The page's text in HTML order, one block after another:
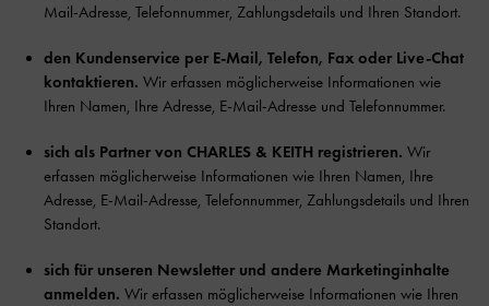
Mail-Adresse, Telefonnummer, Zahlungsdetails und Ihren Standort.
den Kundenservice per E-Mail, Telefon, Fax oder Live-Chat
kontaktieren. Wir erfassen möglicherweise Informationen wie
Ihren Namen, Ihre Adresse, E-Mail-Adresse und Telefonnummer.
sich als Partner von CHARLES & KEITH registrieren. Wir
erfassen möglicherweise Informationen wie Ihren Namen, Ihre
Adresse, E-Mail-Adresse, Telefonnummer, Zahlungsdetails und Ihren
Standort.
sich für unseren Newsletter und andere Marketinginhalte
anmelden. Wir erfassen möglicherweise Informationen wie Ihren